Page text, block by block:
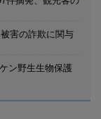
害の詐欺に関与
ン野生生物保護